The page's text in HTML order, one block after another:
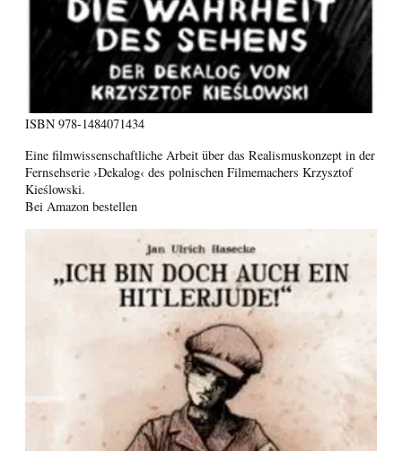
ISBN 978-1484071434
Eine filmwissenschaftliche Arbeit über das Realismuskonzept in der
Fernsehserie ›Dekalog‹ des polnischen Filmemachers Krzysztof
Kieślowski.
Bei Amazon bestellen